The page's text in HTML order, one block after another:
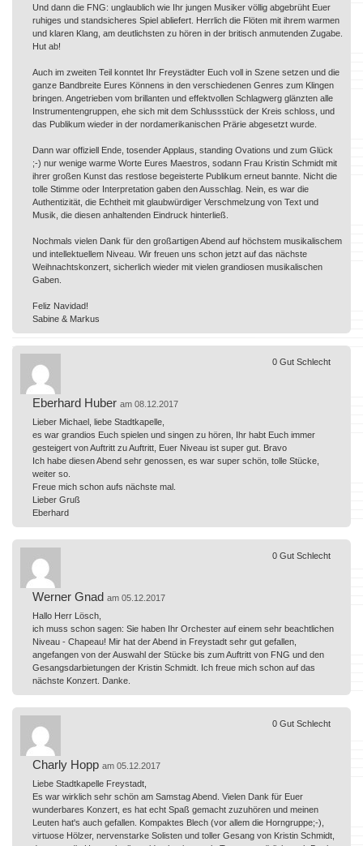
Und dann die FNG: unglaublich wie Ihr jungen Musiker völlig abgebrüht Euer
ruhiges und standsicheres Spiel abliefert. Herrlich die Flöten mit ihrem warmen
und klaren Klang, am deutlichsten zu hören in der britisch anmutenden Zugabe.
Hut ab!
Auch im zweiten Teil konntet Ihr Freystädter Euch voll in Szene setzen und die
ganze Bandbreite Eures Könnens in den verschiedenen Genres zum Klingen
bringen. Angetrieben vom brillanten und effektvollen Schlagwerg glänzten alle
Instrumentengruppen, ehe sich mit dem Schlussstück der Kreis schloss, und
das Publikum wieder in der nordamerikanischen Prärie abgesetzt wurde.
Dann war offiziell Ende, tosender Applaus, standing Ovations und zum Glück
;-) nur wenige warme Worte Eures Maestros, sodann Frau Kristin Schmidt mit
ihrer großen Kunst das restlose begeisterte Publikum erneut bannte. Nicht die
tolle Stimme oder Interpretation gaben den Ausschlag. Nein, es war die
Authentizität, die Echtheit mit glaubwürdiger Verschmelzung von Text und
Musik, die diesen anhaltenden Eindruck hinterließ.
Nochmals vielen Dank für den großartigen Abend auf höchstem musikalischem
und intellektuellem Niveau. Wir freuen uns schon jetzt auf das nächste
Weihnachtskonzert, sicherlich wieder mit vielen grandiosen musikalischen
Gaben.
Feliz Navidad!
Sabine & Markus
Eberhard Huber am 08.12.2017
Lieber Michael, liebe Stadtkapelle,
es war grandios Euch spielen und singen zu hören, Ihr habt Euch immer
gesteigert von Auftritt zu Auftritt, Euer Niveau ist super gut. Bravo
Ich habe diesen Abend sehr genossen, es war super schön, tolle Stücke,
weiter so.
Freue mich schon aufs nächste mal.
Lieber Gruß
Eberhard
0 Gut Schlecht
Werner Gnad am 05.12.2017
Hallo Herr Lösch,
ich muss schon sagen: Sie haben Ihr Orchester auf einem sehr beachtlichen
Niveau - Chapeau! Mir hat der Abend in Freystadt sehr gut gefallen,
angefangen von der Auswahl der Stücke bis zum Auftritt von FNG und den
Gesangsdarbietungen der Kristin Schmidt. Ich freue mich schon auf das
nächste Konzert. Danke.
0 Gut Schlecht
Charly Hopp am 05.12.2017
Liebe Stadtkapelle Freystadt,
Es war wirklich sehr schön am Samstag Abend. Vielen Dank für Euer
wunderbares Konzert, es hat echt Spaß gemacht zuzuhören und meinen
Leuten hat's auch gefallen. Kompaktes Blech (vor allem die Horngruppe;-),
virtuose Hölzer, nervenstarke Solisten und toller Gesang von Kristin Schmidt,
0 Gut Schlecht